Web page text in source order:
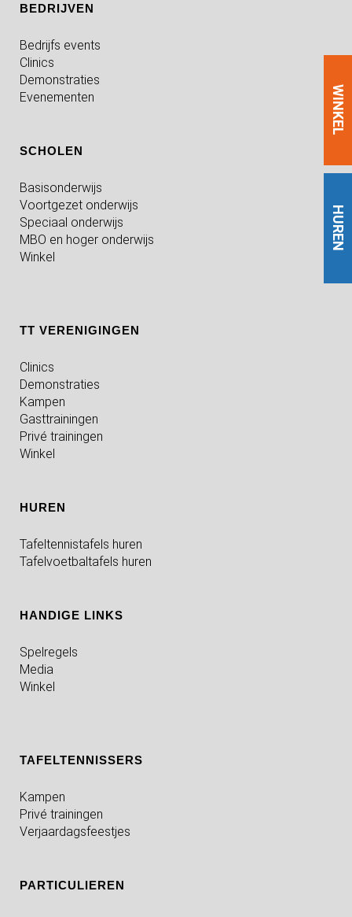
HUREN
WINKEL
BEDRIJVEN
Bedrijfs events
Clinics
Demonstraties
Evenementen
SCHOLEN
Basisonderwijs
Voortgezet onderwijs
Speciaal onderwijs
MBO en hoger onderwijs
Winkel
TT VERENIGINGEN
Clinics
Demonstraties
Kampen
Gasttrainingen
Privé trainingen
Winkel
HUREN
Tafeltennistafels huren
Tafelvoetbaltafels huren
HANDIGE LINKS
Spelregels
Media
Winkel
TAFELTENNISSERS
Kampen
Privé trainingen
Verjaardagsfeestjes
PARTICULIEREN